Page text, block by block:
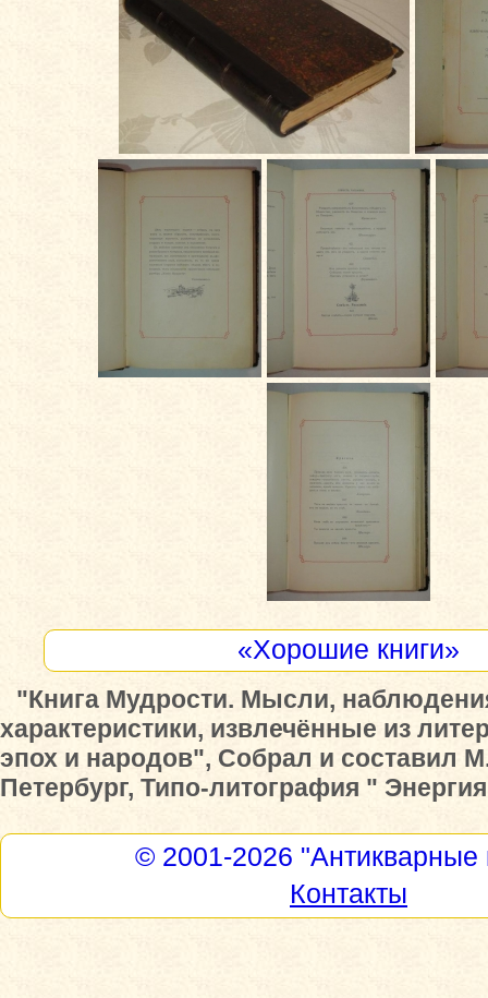
«Хорошие книги»
"Книга Мудрости. Мысли,
характеристики, извлечённые из
эпох и народов", Собрал и составил
Петербург, Типо-литография " Энергия
© 2001-2026 "Антикварные
Контакты